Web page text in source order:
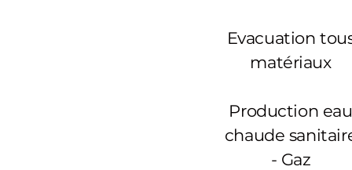
Evacuation
matériaux
Production eau
chaude
- Gaz